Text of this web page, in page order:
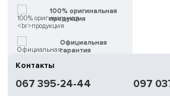
100% оригинальная
продукция
Официальная
гарантия
доставка
Контакты
067 395-24-44
097